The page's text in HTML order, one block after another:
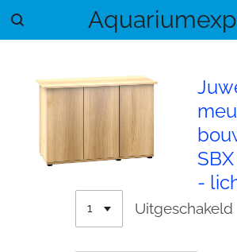
Ga
hoofdinhoud
-
Uitgeschakeld